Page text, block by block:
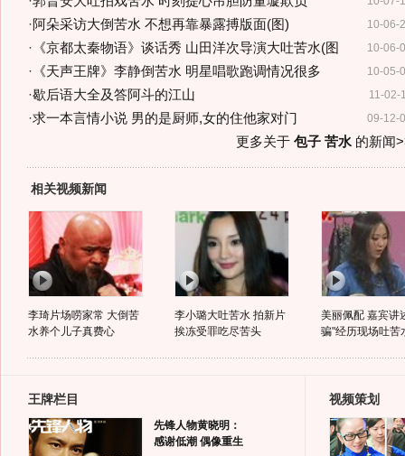
10-06-
·阿朵采访大倒苦水 不想再靠暴露搏版面(图)
10-06-
· 《京都太秦物语》谈话秀 山田洋次导演大吐苦水(图
10-05-
· 《天声王牌》李静倒苦水 明星唱歌跑调情况很多
11-02-
·歇后语大全及答阿斗的江山
09-12-
·求一本言情小说 男的是厨师,女的住他家对门
更多关于 包子 苦水的新闻
相关视频新闻
李琦片场唠家常 大倒苦
水养个儿子真费心
李小璐大吐苦水 拍新片
挨冻受罪吃尽苦头
美丽佩配 嘉宾讲
骗"经历现场吐苦
王牌栏目
先锋人物黄晓明：
感谢低潮 偶像重生
视频策划